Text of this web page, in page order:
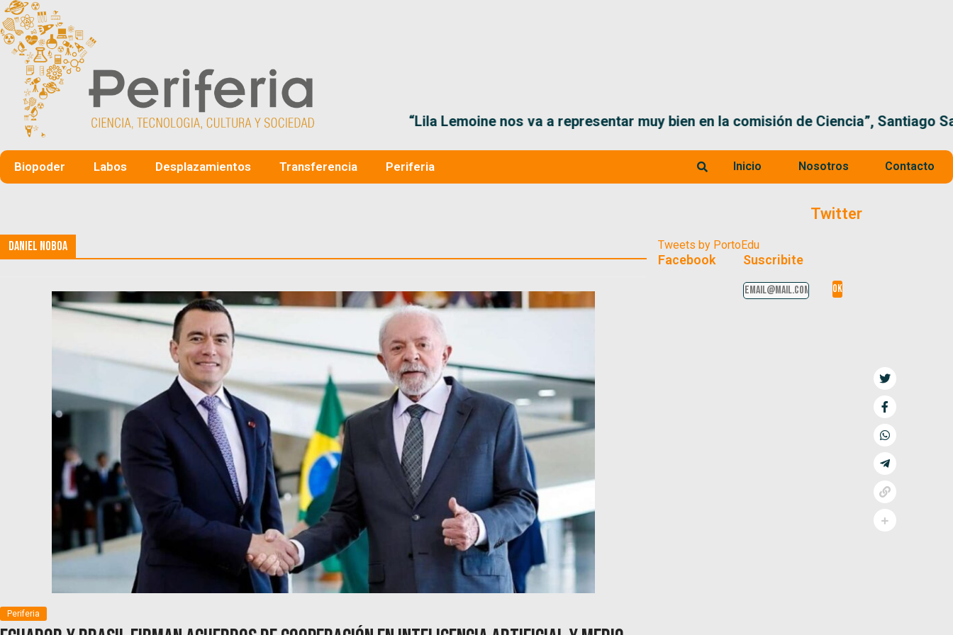
“Lila Lemoine nos va a representar muy bien en la comisión de Ciencia”, Santiago Santurio
Biopoder Labos Desplazamientos Transferencia Periferia Inicio Nosotros Contacto
Daniel Noboa
Periferia
Twitter
Tweets by PortoEdu
Facebook Suscribite